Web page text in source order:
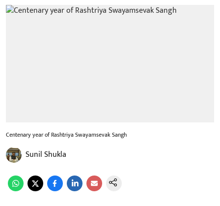
Centenary year of Rashtriya Swayamsevak Sangh
Sunil Shukla